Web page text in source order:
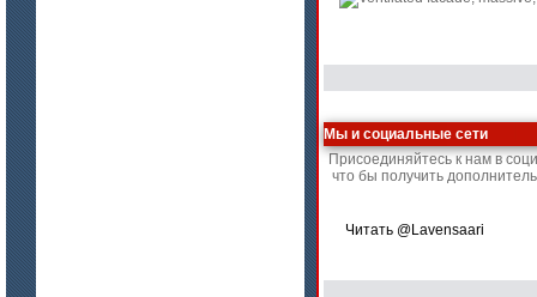
Мы и социальные сети
Присоединяйтесь к нам в
что бы получить
Читать @Lavensaari